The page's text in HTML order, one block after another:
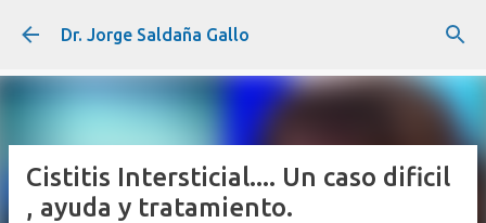
Ir al contenido principal
Dr. Jorge Saldaña Gallo
Cistitis Intersticial.... Un caso dificil
, ayuda y tratamiento.